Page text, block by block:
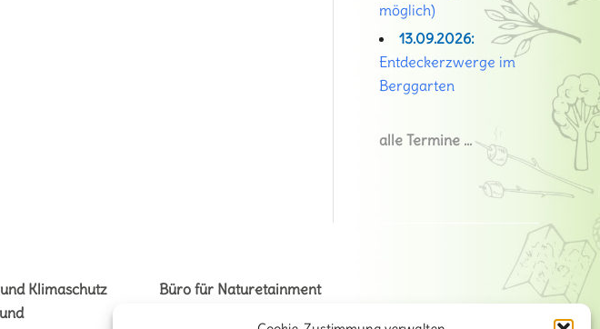
möglich)
13.09.2026:
Entdeckerzwerge im
Berggarten
alle Termine …
Klimaschutz
Büro für Naturetainment